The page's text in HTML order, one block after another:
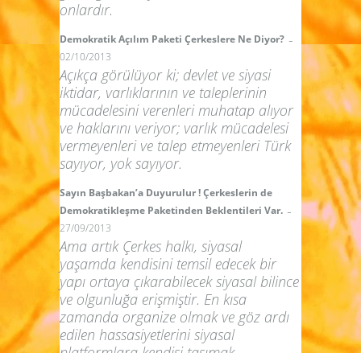
onlardır.
Demokratik Açılım Paketi Çerkeslere Ne Diyor? -
02/10/2013
Açıkça görülüyor ki; devlet ve siyasi
iktidar, varlıklarının ve taleplerinin
mücadelesini verenleri muhatap alıyor
ve haklarını veriyor; varlık mücadelesi
vermeyenleri ve talep etmeyenleri Türk
sayıyor, yok sayıyor.
Sayın Başbakan’a Duyurulur ! Çerkeslerin de
Demokratikleşme Paketinden Beklentileri Var. -
27/09/2013
Ama artık Çerkes halkı, siyasal
yaşamda kendisini temsil edecek bir
yapı ortaya çıkarabilecek siyasal bilince
ve olgunluğa erişmiştir. En kısa
zamanda organize olmak ve göz ardı
edilen hassasiyetlerini siyasal